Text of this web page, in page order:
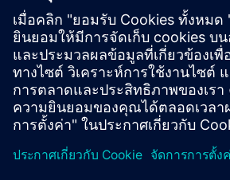
More information
เงื่อนไขเบื้องต้น
none